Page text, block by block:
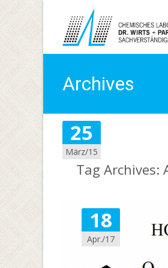
Archives
Tag Archives:
18
Apr./17
25
März/15